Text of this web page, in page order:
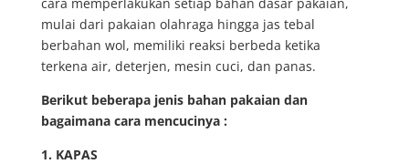
mulai dari pakaian olahraga hingga jas tebal
berbahan wol, memiliki reaksi berbeda ketika
terkena air, deterjen, mesin cuci, dan panas.
Berikut beberapa jenis bahan pakaian dan
bagaimana cara mencucinya:
1. KAPAS